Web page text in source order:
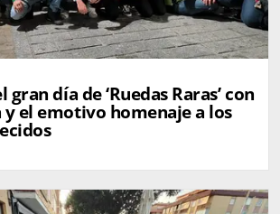
día de ‘Ruedas Raras’ con
el emotivo homenaje a los